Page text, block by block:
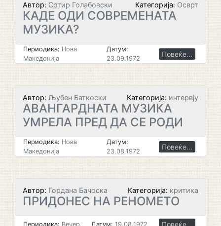
Автор: Сотир Голабовски Категорија: Осврт
КАДЕ ОДИ СОВРЕМЕНАТА
МУЗИКА?
Периодика: Нова
Македонија
Датум:
23.09.1972
Повеќе...
Автор: Љубен Баткоски Категорија: интервју
АВАНГАРДНАТА МУЗИКА
УМРЕЛА ПРЕД ДА СЕ РОДИ
Периодика: Нова
Македонија
Датум:
23.08.1972
Повеќе...
Автор: Гордана Бачоска Категорија: критика
ПРИДОНЕС НА РЕНОМЕТО
Периодика: Вечер Датум: 19.08.1972 Повеќе...